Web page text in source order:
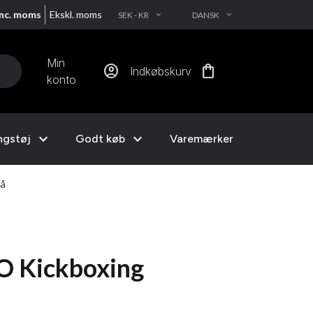
moms Ekskl. moms SEK - KR EXPAND_MORE DANSK EXPAND_MORE
Min
konto
account_circle Indkøbskurv shopping_bag
expand_more Godt køb expand_more Varemærker
Kickboxing